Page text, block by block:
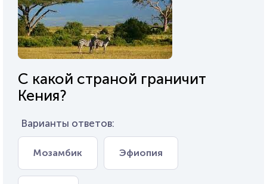
С какой страной граничит
Кения?
Варианты ответов:
Мозамбик Эфиопия